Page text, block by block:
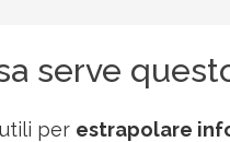
serve
per estrapolare